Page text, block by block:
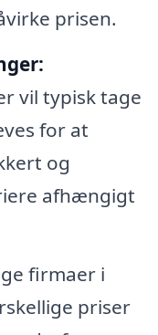
prisen.
vil typisk tage
for at
og
afhængigt
firmaer i
priser